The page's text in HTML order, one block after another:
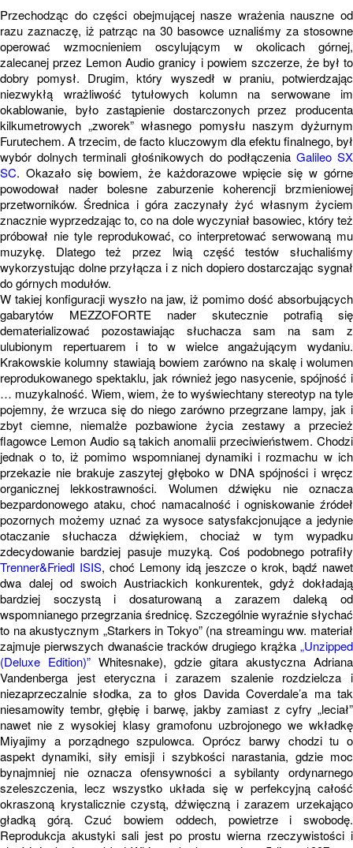
Przechodząc do części obejmującej nasze wrażenia nauszne od
razu zaznaczę, iż patrząc na 30 basowce uznaliśmy za stosowne
operować wzmocnieniem oscylującym w okolicach górnej,
zalecanej przez Lemon Audio granicy i powiem szczerze, że był to
dobry pomysł. Drugim, który wyszedł w praniu, potwierdzając
niezwykłą wrażliwość tytułowych kolumn na serwowane im
okablowanie, było zastąpienie dostarczonych przez producenta
kilkumetrowych „zworek” własnego pomysłu naszym dyżurnym
Furutechem. A trzecim, de facto kluczowym dla efektu finalnego, był
wybór dolnych terminali głośnikowych do podłączenia Galileo SX
SC. Okazało się bowiem, że każdorazowe wpięcie się w górne
powodował nader bolesne zaburzenie koherencji brzmieniowej
przetworników. Średnica i góra zaczynały żyć własnym życiem
znacznie wyprzedzając to, co na dole wyczyniał basowiec, który też
próbował nie tyle reprodukować, co interpretować serwowaną mu
muzykę. Dlatego też przez lwią część testów słuchaliśmy
wykorzystując dolne przyłącza i z nich dopiero dostarczając sygnał
do górnych modułów.
W takiej konfiguracji wyszło na jaw, iż pomimo dość absorbujących
gabarytów MEZZOFORTE nader skutecznie potrafią się
dematerializować pozostawiając słuchacza sam na sam z
ulubionym repertuarem i to w wielce angażującym wydaniu.
Krakowskie kolumny stawiają bowiem zarówno na skalę i wolumen
reprodukowanego spektaklu, jak również jego nasycenie, spójność i
… muzykalność. Wiem, wiem, że to wyświechtany stereotyp na tyle
pojemny, że wrzuca się do niego zarówno przegrzane lampy, jak i
zbyt ciemne, niemalże pozbawione życia zestawy a przecież
flagowce Lemon Audio są takich anomalii przeciwieństwem. Chodzi
jednak o to, iż pomimo wspomnianej dynamiki i rozmachu w ich
przekazie nie brakuje zaszytej głęboko w DNA spójności i wręcz
organicznej lekkostrawności. Wolumen dźwięku nie oznacza
bezpardonowego ataku, choć namacalność i ogniskowanie źródeł
pozornych możemy uznać za wysoce satysfakcjonujące a jedynie
otaczanie słuchacza dźwiękiem, chociaż w tym wypadku
zdecydowanie bardziej pasuje muzyką. Coś podobnego potrafiły
Trenner&Friedl ISIS, choć Lemony idą jeszcze o krok, bądź nawet
dwa dalej od swoich Austriackich konkurentek, gdyż dokładają
bardziej soczystą i dosaturowaną a zarazem daleką od
wspomnianego przegrzania średnicę. Szczególnie wyraźnie słychać
to na akustycznym „Starkers in Tokyo” (na streamingu ww. materiał
zajmuje pierwszych dwanaście tracków drugiego krążka „Unzipped
(Deluxe Edition)” Whitesnake), gdzie gitara akustyczna Adriana
Vandenberga jest eteryczna i zarazem szalenie rozdzielcza i
niezaprzeczalnie słodka, za to głos Davida Coverdale’a ma tak
niesamowity tembr, głębię i barwę, jakby zamiast z cyfry „leciał”
nawet nie z wysokiej klasy gramofonu uzbrojonego we wkładkę
Miyajimy a porządnego szpulowca. Oprócz barwy chodzi tu o
aspekt dynamiki, siły emisji i szybkości narastania, gdzie moc
bynajmniej nie oznacza ofensywności a sybilanty ordynarnego
szeleszczenia, lecz wszystko układa się w perfekcyjną całość
okraszoną krystalicznie czystą, dźwięczną i zarazem urzekająco
gładką górą. Czuć bowiem oddech, powietrze i swobodę.
Reprodukcja akustyki sali jest po prostu wierna rzeczywistości i